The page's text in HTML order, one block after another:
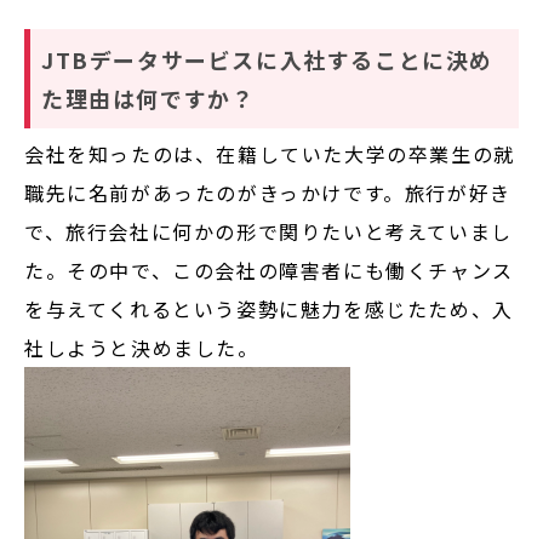
JTBデータサービスに入社することに決め
た理由は何ですか？
会社を知ったのは、在籍していた大学の卒業生の就
職先に名前があったのがきっかけです。旅行が好き
で、旅行会社に何かの形で関りたいと考えていまし
た。その中で、この会社の障害者にも働くチャンス
を与えてくれるという姿勢に魅力を感じたため、入
社しようと決めました。